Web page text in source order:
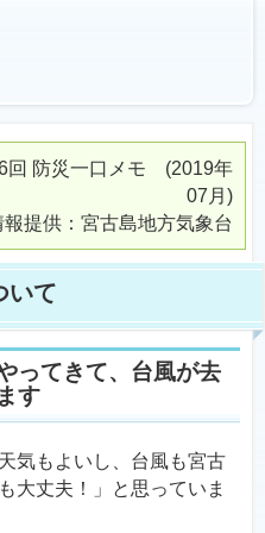
回 防災一口メモ (2019年
07月)
報提供：宮古島地方気象台
いて
ってきて、台風が去
す
気もよいし、台風も宮古
大丈夫！」と思っていま